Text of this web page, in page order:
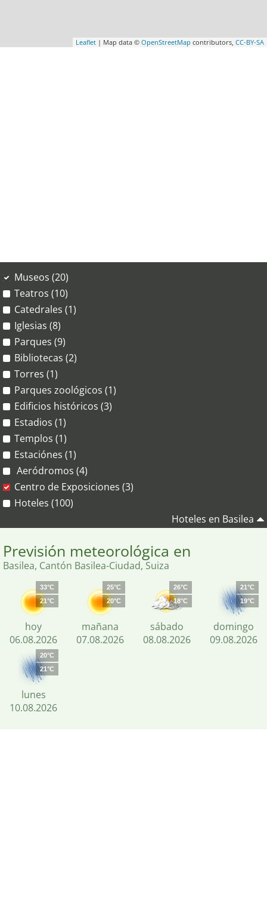
Leaflet | Map data © OpenStreetMap contributors, CC-BY-SA
Museos (20)
Teatros (10)
Catedrales (1)
Iglesias (8)
Parques (9)
Bibliotecas (2)
Torres (1)
Parques zoológicos (1)
Edificios históricos (3)
Estadios (1)
Templos (1)
Estaciónes (1)
Aeródromos (4)
Centro de Exposiciones (3)
Hoteles (100)
Hoteles en Basilea
Previsión meteorológica en
Basilea, Cantón Basilea-Ciudad, Suiza
33°C
21°C
hoy
06.08.2026
25°C
20°C
mañana
07.08.2026
26°C
18°C
sábado
08.08.2026
21°C
19°C
domingo
09.08.2026
20°C
21°C
lunes
10.08.2026